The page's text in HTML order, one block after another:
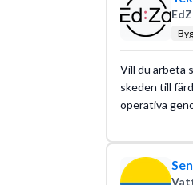
Vill du arbeta
skeden till
operativa